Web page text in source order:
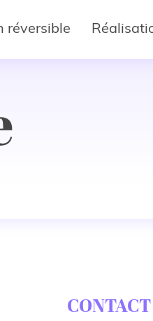
réversible
CONTACT